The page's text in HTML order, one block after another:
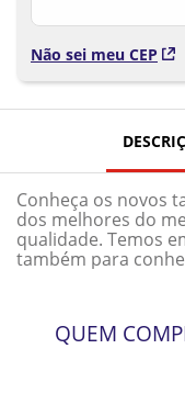
Não sei meu CEP
Conheça os novos
dos melhores do
qualidade. Temos
também para
QUEM